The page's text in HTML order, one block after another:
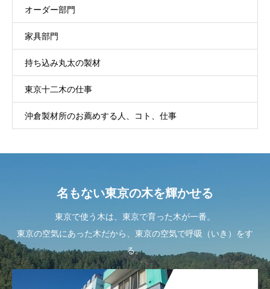
オーダー部門
家具部門
持ち込み丸太の製材
東京十二木の仕事
沖倉製材所のお薦めする人、コト、仕事
名もない東京の木を輝かせる
東京で使う木は、東京で育った木が一番。
東京の空気にあった木だから、東京の空気で呼吸（いき）をす
る。